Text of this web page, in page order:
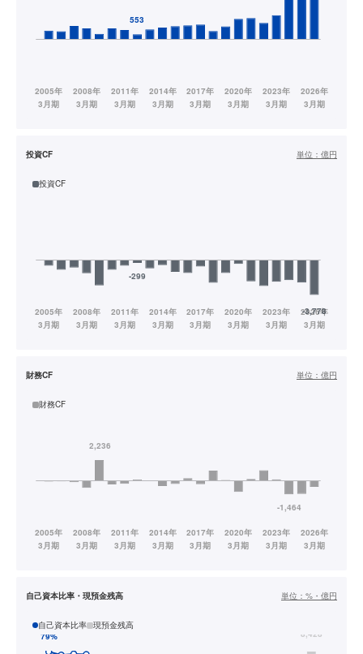
投資CF 単位： 億円
投資CF
財務CF 単位： 億円
財務CF
自己資本比率・現預金残高 単位： %・億円
自己資本比率 現預金残高